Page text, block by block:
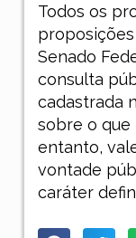
Todos os
Senado
consulta
cadastrada
sobre o que
entanto,
vontade
caráter